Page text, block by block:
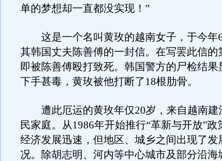
单的梦想却一直都没实现！”
这是一个名叫黄玫的越南女子，于今年
其韩国丈夫陈善傅的一封信。在写罢此信的
即被陈善傅殴打致死。韩国警方的尸检结果
下手甚毒，黄玫被他打断了18根肋骨。
遭此厄运的黄玫年仅20岁，来自越南建
民家庭。从1986年开始推行“革新与开放”
经济发展迅速，但地区、城乡之间出现了发
况。除胡志明、河内等中心城市及部分沿海